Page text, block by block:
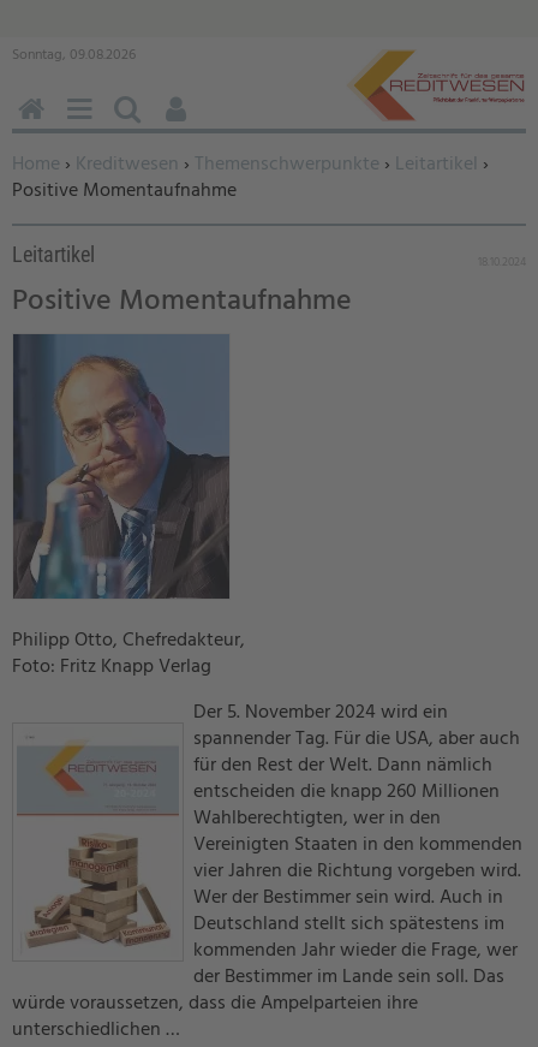
Sonntag, 09.08.2026
Sie befinden sich hier:
Home › Kreditwesen › Themenschwerpunkte › Leitartikel ›
Positive Momentaufnahme
Leitartikel 18.10.2024
Positive Momentaufnahme
Philipp Otto, Chefredakteur,
Foto: Fritz Knapp Verlag
Der 5. November 2024 wird ein
spannender Tag. Für die USA, aber auch
für den Rest der Welt. Dann nämlich
entscheiden die knapp 260 Millionen
Wahlberechtigten, wer in den
Vereinigten Staaten in den kommenden
vier Jahren die Richtung vorgeben wird.
Wer der Bestimmer sein wird. Auch in
Deutschland stellt sich spätestens im
kommenden Jahr wieder die Frage, wer
der Bestimmer im Lande sein soll. Das
würde voraussetzen, dass die Ampelparteien ihre
unterschiedlichen …
HOMEMENÜSUCHEN
BENUTZERFUNKTIONEN